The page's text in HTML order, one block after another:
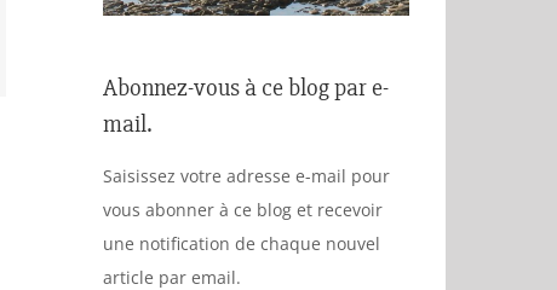
Abonnez-vous à ce blog par e-
mail.
Saisissez votre adresse e-mail pour
vous abonner à ce blog et recevoir
une notification de chaque nouvel
article par email.